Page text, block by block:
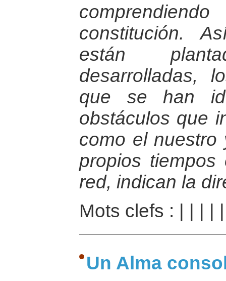
constitución.
están
desarrolladas,
que se han
obstáculos que
como el
propios
red, indican la
Mots clefs :
Un Alma